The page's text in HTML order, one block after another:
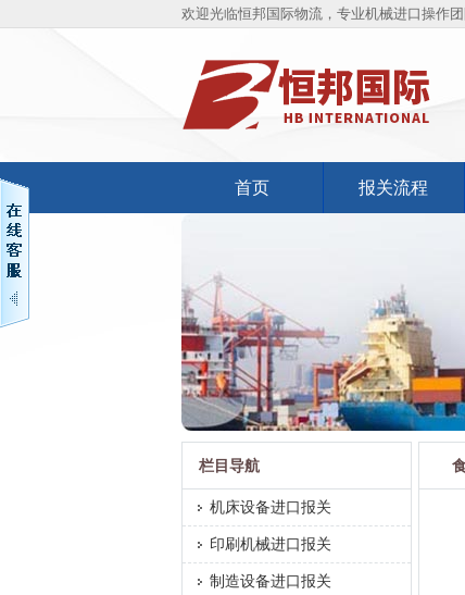
欢迎光临恒邦国际物流，专业机械进口操作
首页 报关流程
栏目导航
机床设备进口报关
印刷机械进口报关
制造设备进口报关